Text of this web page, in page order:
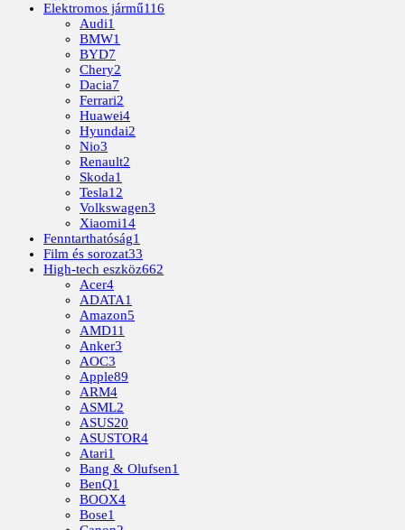
Elektromos jármű116
Audi1
BMW1
BYD7
Chery2
Dacia7
Ferrari2
Huawei4
Hyundai2
Nio3
Renault2
Skoda1
Tesla12
Volkswagen3
Xiaomi14
Fenntarthatóság1
Film és sorozat33
High-tech eszköz662
Acer4
ADATA1
Amazon5
AMD11
Anker3
AOC3
Apple89
ARM4
ASML2
ASUS20
ASUSTOR4
Atari1
Bang & Olufsen1
BenQ1
BOOX4
Bose1